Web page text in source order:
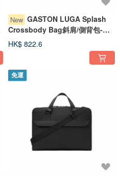
New GASTON LUGA Splash
Crossbody Bag斜肩/側背包-奶
油白 x 燕麥灰
HK$ 822.6
免運